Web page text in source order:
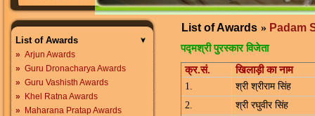
List of Awards
» Arjun Awards
» Guru Dronacharya Awards
» Guru Vashisth Awards
»
Khel Ratna Awards
»
Maharana Pratap Awards
List of Awards » Padam
पद्मश्री पुरस्कार विजेता
क्र.सं.
खिलाड़ी का नाम
1.
श्री श्रीराम सिंह
2.
श्री रघुवीर सिंह